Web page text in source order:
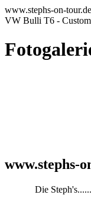
www.stephs-on-tour.de
VW Bulli T6 -
www.stephs-
Die